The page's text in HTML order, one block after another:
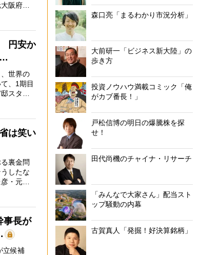
阪府知
円安か
…
世界の
、1期目
スタッ
は笑い
裏金問
したな
・元首
事長が
立候補
森口亮「まるわかり市況分析」
大前研一「ビジネス新大陸」の
歩き方
投資ノウハウ満載コミック「俺
がカブ番長！」
戸松信博の明日の爆騰株を探
せ！
田代尚機のチャイナ・リサーチ
「みんなで大家さん」配当スト
ップ騒動の内幕
古賀真人「発掘！好決算銘柄」